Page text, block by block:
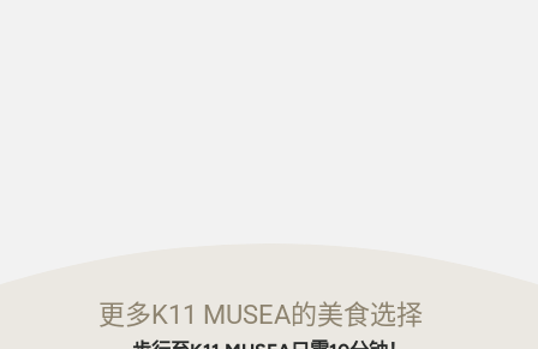
更多K11 MUSEA的美食选择